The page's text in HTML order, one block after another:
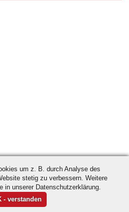
um z. B. durch Analyse des
stetig zu verbessern. Weitere
in unserer Datenschutzerklärung.